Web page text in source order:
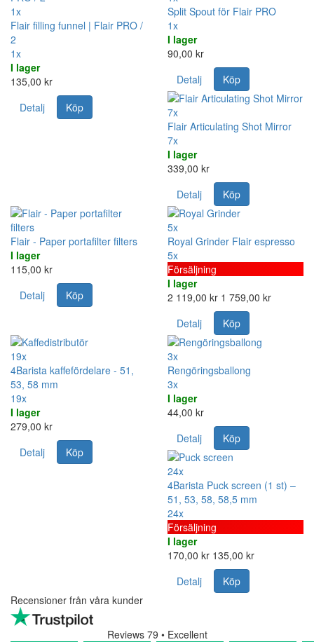
1x
Flair filling funnel | Flair PRO /
2
1x
I lager
135,00 kr
Detalj
Köp
Split Spout för Flair PRO
1x
I lager
90,00 kr
Detalj
Köp
7x
Flair Articulating Shot Mirror
7x
I lager
339,00 kr
Detalj
Köp
Flair - Paper portafilter filters
I lager
115,00 kr
Detalj
Köp
5x
Royal Grinder Flair espresso
5x
Försäljning
I lager
2 119,00 kr 1 759,00 kr
Detalj
Köp
19x
4Barista kaffefördelare - 51,
53, 58 mm
19x
I lager
279,00 kr
Detalj
Köp
3x
Rengöringsballong
3x
I lager
44,00 kr
Detalj
Köp
24x
4Barista Puck screen (1 st) –
51, 53, 58, 58,5 mm
24x
Försäljning
I lager
170,00 kr 135,00 kr
Detalj
Köp
Recensioner från våra kunder
Reviews 79 • Excellent